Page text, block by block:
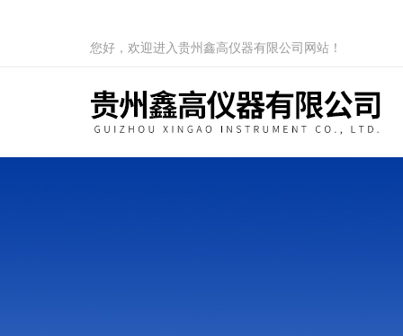
您好，欢迎进入贵州鑫高仪器有限公司网站！